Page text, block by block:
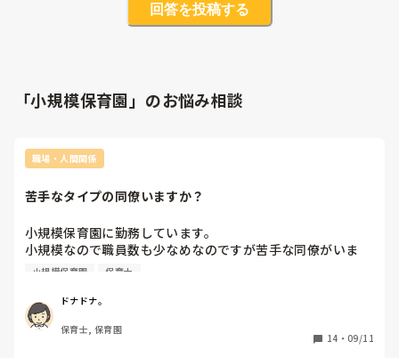
回答を投稿する
「小規模保育園」のお悩み相談
職場・人間関係
苦手なタイプの同僚いますか？
小規模保育園に勤務しています。
小規模なので職員数も少なめなのですが苦手な同僚がいま
す。
けれど）ので仕事が出来る人です。
でもせっかちなのか落ち着かなく動いています。子どものお
皿を動かしたりまだ残っているのにお茶を足したり⋯。
小規模保育園 保育士
ドナドナ。
保育士, 保育園
14 ・ 09/11